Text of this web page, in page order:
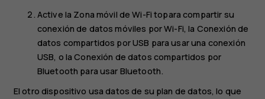
Active la Zona móvil de Wi-Fi topara compartir su
conexión de datos móviles por Wi-Fi, la Conexión de
datos compartidos por USB para usar una conexión
USB, o laConexión de datos compartidos por
Bluetooth para usar Bluetooth.
El otro dispositivo usa datos de su plan de datos, lo que